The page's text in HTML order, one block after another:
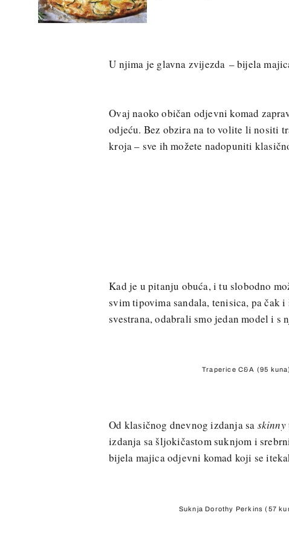
U njima je glavna zvijezda – bijela
Ovaj naoko običan odjevni komad
odjeću. Bez obzira na to volite li nositi
kroja – sve ih možete nadopuniti
Kad je u pitanju obuća, i tu slobodno
svim tipovima sandala, tenisica, pa čak
svestrana, odabrali smo jedan model i
Traperice C&A (95
Od klasičnog dnevnog izdanja sa skinny
izdanja sa šljokičastom suknjom i
bijela majica odjevni komad koji se
Suknja Dorothy Perkins (57